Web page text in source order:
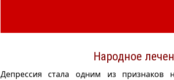
Народное
Депрессия стала одним из